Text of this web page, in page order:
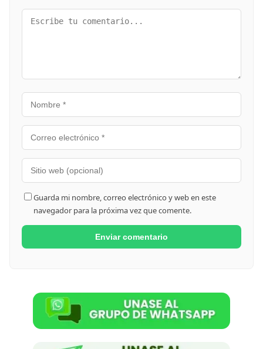
Guarda mi nombre, correo electrónico y web en este
navegador para la próxima vez que comente.